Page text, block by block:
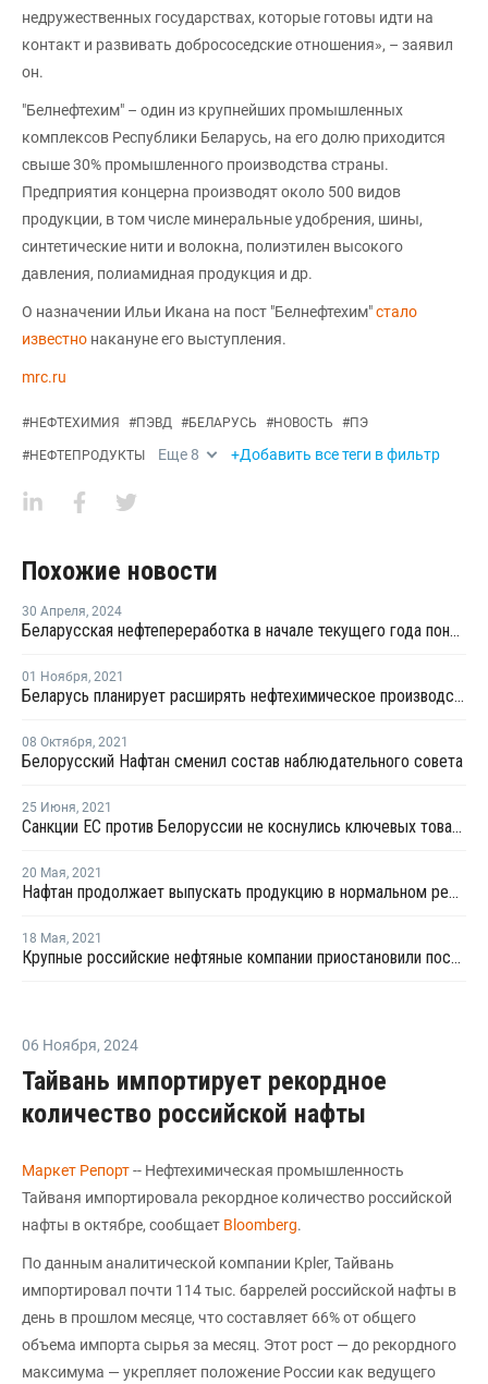
недружественных государствах, которые готовы идти на
контакт и развивать добрососедские отношения», – заявил
он.
"Белнефтехим" – один из крупнейших промышленных
комплексов Республики Беларусь, на его долю приходится
свыше 30% промышленного производства страны.
Предприятия концерна производят около 500 видов
продукции, в том числе минеральные удобрения, шины,
синтетические нити и волокна, полиэтилен высокого
давления, полиамидная продукция и др.
О назначении Ильи Икана на пост "Белнефтехим"стало
известно накануне его выступления.
mrc.ru
#НЕФТЕХИМИЯ #ПЭВД #БЕЛАРУСЬ #НОВОСТЬ #ПЭ
#НЕФТЕПРОДУКТЫ Еще 8 +Добавить все теги в фильтр
Похожие новости
30 Апреля, 2024
Беларусская нефтепереработка в начале текущего года понесла огромные убытки
01 Ноября, 2021
Беларусь планирует расширять нефтехимическое производство в условиях санкций
08 Октября, 2021
Белорусский Нафтан сменил состав наблюдательного совета
25 Июня, 2021
Санкции ЕС против Белоруссии не коснулись ключевых товаров
20 Мая, 2021
Нафтан продолжает выпускать продукцию в нормальном режиме
18 Мая, 2021
Крупные российские нефтяные компании приостановили поставки нефти Нафтану в мае
06 Ноября, 2024
Тайвань импортирует рекордное
количество российской нафты
Маркет Репорт-- Нефтехимическая промышленность
Тайваня импортировала рекордное количество российской
нафты в октябре, сообщает Bloomberg.
По данным аналитической компании Kpler, Тайвань
импортировал почти 114 тыс. баррелей российской нафты в
день в прошлом месяце, что составляет 66% от общего
объема импорта сырья за месяц. Этот рост — до рекордного
максимума — укрепляет положение России как ведущего